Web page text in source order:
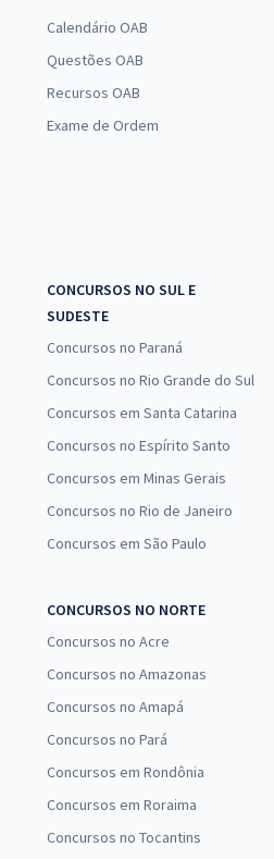
Calendário OAB
Questões OAB
Recursos OAB
Exame de Ordem
CONCURSOS NO SUL E
SUDESTE
Concursos no Paraná
Concursos no Rio Grande do Sul
Concursos em Santa Catarina
Concursos no Espírito Santo
Concursos em Minas Gerais
Concursos no Rio de Janeiro
Concursos em São Paulo
CONCURSOS NO NORTE
Concursos no Acre
Concursos no Amazonas
Concursos no Amapá
Concursos no Pará
Concursos em Rondônia
Concursos em Roraima
Concursos no Tocantins